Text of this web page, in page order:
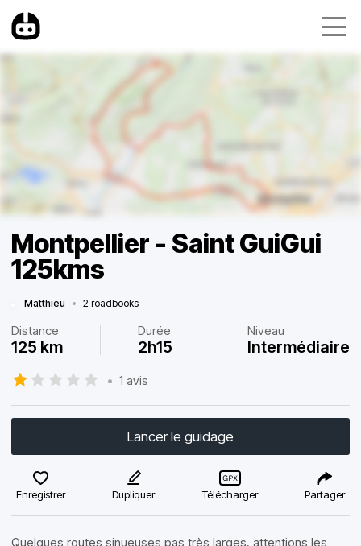
Montpellier - Saint GuiGui
125kms
Matthieu • 2 roadbooks
Distance
125 km
Durée
2h15
Niveau
Intermédiaire
• 1 avis
Lancer le guidage
Enregistrer Dupliquer Télécharger Partager
Quelques routes sinueuses pas très larges, attentions les